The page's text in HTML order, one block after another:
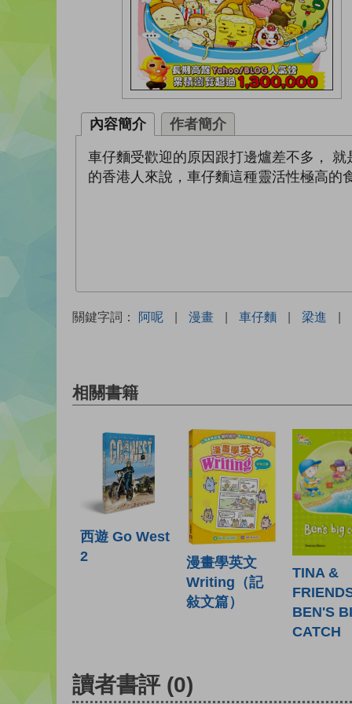
內容簡介 作者簡介
車仔麵受歡迎的原因跟打邊爐差不多，
的香港人來說，車仔麵這種靈活性極高的
關鍵字詞： 阿呢 | 漫畫 | 車仔麵 | 梁進 |
相關書籍
西遊 Go West
2
漫畫學英文
Writing（記
敍文篇）
TINA &
BEN'S
CATCH
讀者書評 (0)